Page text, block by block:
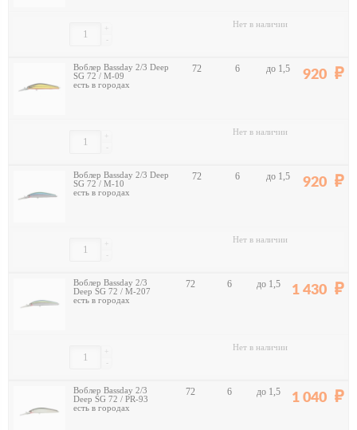
-
+ Нет в наличии
Воблер Bassday 2/3 Deep
SG 72 / M-09
есть в городах
72 6 до 1,5 920
-
+ Нет в наличии
Воблер Bassday 2/3 Deep
SG 72 / M-10
есть в городах
72 6 до 1,5 920
-
+ Нет в наличии
Воблер Bassday 2/3
Deep SG 72 / M-207
есть в городах
72 6 до 1,5 1 430
-
+ Нет в наличии
Воблер Bassday 2/3
Deep SG 72 / PR-93
есть в городах
72 6 до 1,5 1 040